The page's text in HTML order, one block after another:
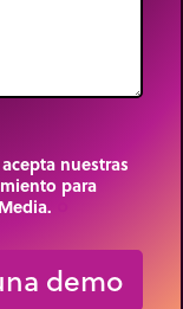
nuestras
para
demo